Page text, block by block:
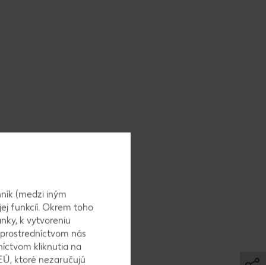
(medzi iným
funkcií. Okrem toho
k vytvoreniu
nás
kliknutia na
ktoré nezaručujú